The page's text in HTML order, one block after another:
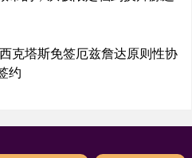
克塔斯免签厄兹詹达原则性协
约